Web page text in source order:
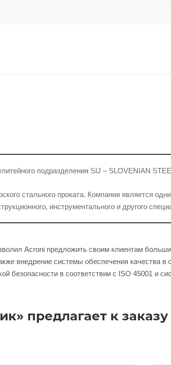
подразделения SIJ – SLOVENIAN
стального проката. Компания является
инструментального и другого
Acroni предложить своим клиентам
внедрение системы обеспечения качества
безопасности в соответствии с ISO 45001 и
предлагает к